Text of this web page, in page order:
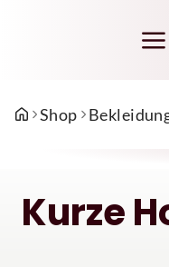
Shop
Kurze